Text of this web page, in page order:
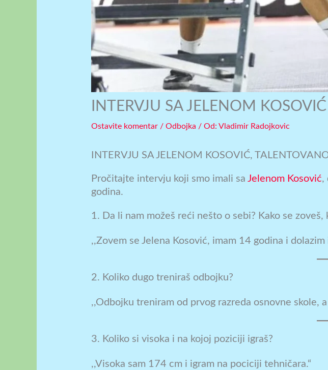
INTERVJU SA JELENOM KOSOVIĆ
Ostavite komentar / Odbojka / Оd: Vladimir Radojkovic
INTERVJU SA JELENOM KOSOVIĆ,
Pročitajte intervju koji smo imali sa Jelenom Kosović,
godina.
1. Da li nam možeš reći nešto o sebi? Kako se
,,Zovem se Jelena Kosović, imam 14 godina i
2. Koliko dugo treniraš odbojku?
,,Odbojku treniram od prvog razreda osnovne skole,
3. Koliko si visoka i na kojoj poziciji igraš?
,,Visoka sam 174 cm i igram na pociciji tehničara.“